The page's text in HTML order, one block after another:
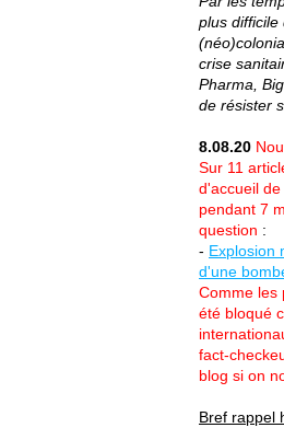
plus
crise
Pharma,
de résister
8.08.20
Sur 11
d'accueil
pendant 7
question :
- Explosion
d'une
Comme les
été bloqué
fact-
blog si on
Bref rappel